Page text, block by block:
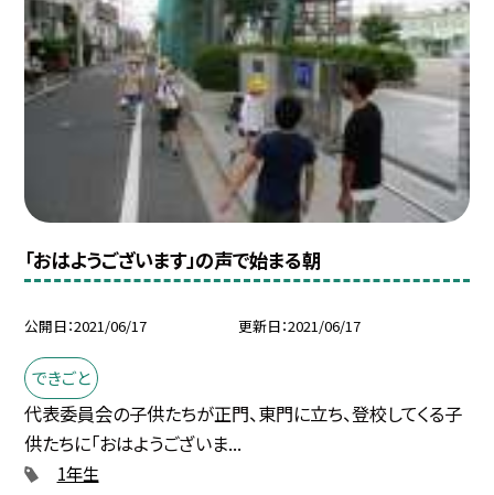
「おはようございます」の声で始まる朝
公開日 2021/06/17 更新日 2021/06/17
できごと
代表委員会の子供たちが正門、東門に立ち、登校してくる子
供たちに「おはようございま...
1年生